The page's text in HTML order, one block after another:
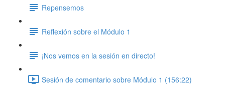
Repensemos
Reflexión sobre el Módulo 1
¡Nos vemos en la sesión en directo!
Sesión de comentario sobre Módulo 1 (156:22)